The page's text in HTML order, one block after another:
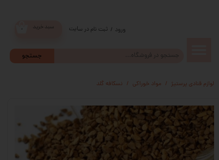
جستجو
سبد خرید ورود / ثبت نام در سایت
واژه
سفارشات
لوازم قنادی پرستیژ مواد خوراکی نسکافه گلد